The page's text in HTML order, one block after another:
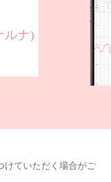
ルナ)
けていただく場合がご